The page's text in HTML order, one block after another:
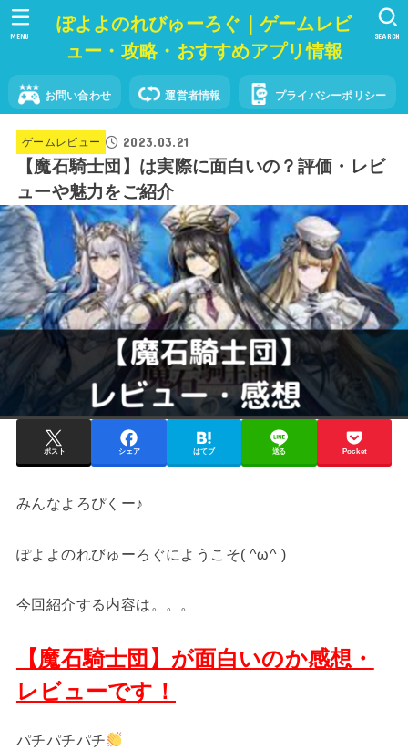
ぽよよのれびゅーろぐ｜ゲームレビ
ュー・攻略・おすすめアプリ情報
お問い合わせ 運営者情報 プライバシーポリシー
SEARCH
MENU
ゲームレビュー 2023.03.21
【魔石騎士団】は実際に面白いの？評価・レビ
ューや魅力をご紹介
ポスト シェア はてブ 送る Pocket
みんなよろぴくー♪
ぽよよのれびゅーろぐにようこそ( ^ω^ )
今回紹介する内容は。。。
【魔石騎士団】が面白いのか感想・
レビューです！
パチパチパチ